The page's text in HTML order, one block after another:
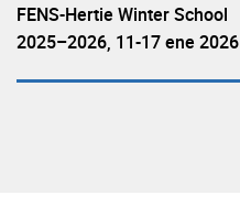
FENS-Hertie Winter School
2025–2026, 11-17 ene 2026